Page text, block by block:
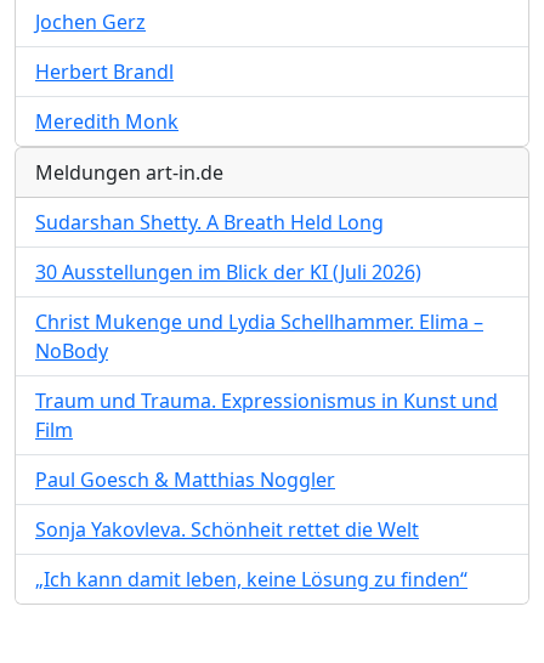
Jochen Gerz
Herbert Brandl
Meredith Monk
Meldungen art-in.de
Sudarshan Shetty. A Breath Held Long
30 Ausstellungen im Blick der KI (Juli 2026)
Christ Mukenge und Lydia Schellhammer. Elima –
NoBody
Traum und Trauma. Expressionismus in Kunst und
Film
Paul Goesch & Matthias Noggler
Sonja Yakovleva. Schönheit rettet die Welt
„Ich kann damit leben, keine Lösung zu finden“